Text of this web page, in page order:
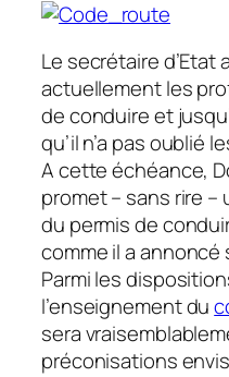
Le secrétaire
actuellement les
de conduire et
qu’il n’a pas oublié
A cette échéance,
promet – sans rire –
du permis de
comme il a annoncé
Parmi les
l’enseignement du
sera
préconisations